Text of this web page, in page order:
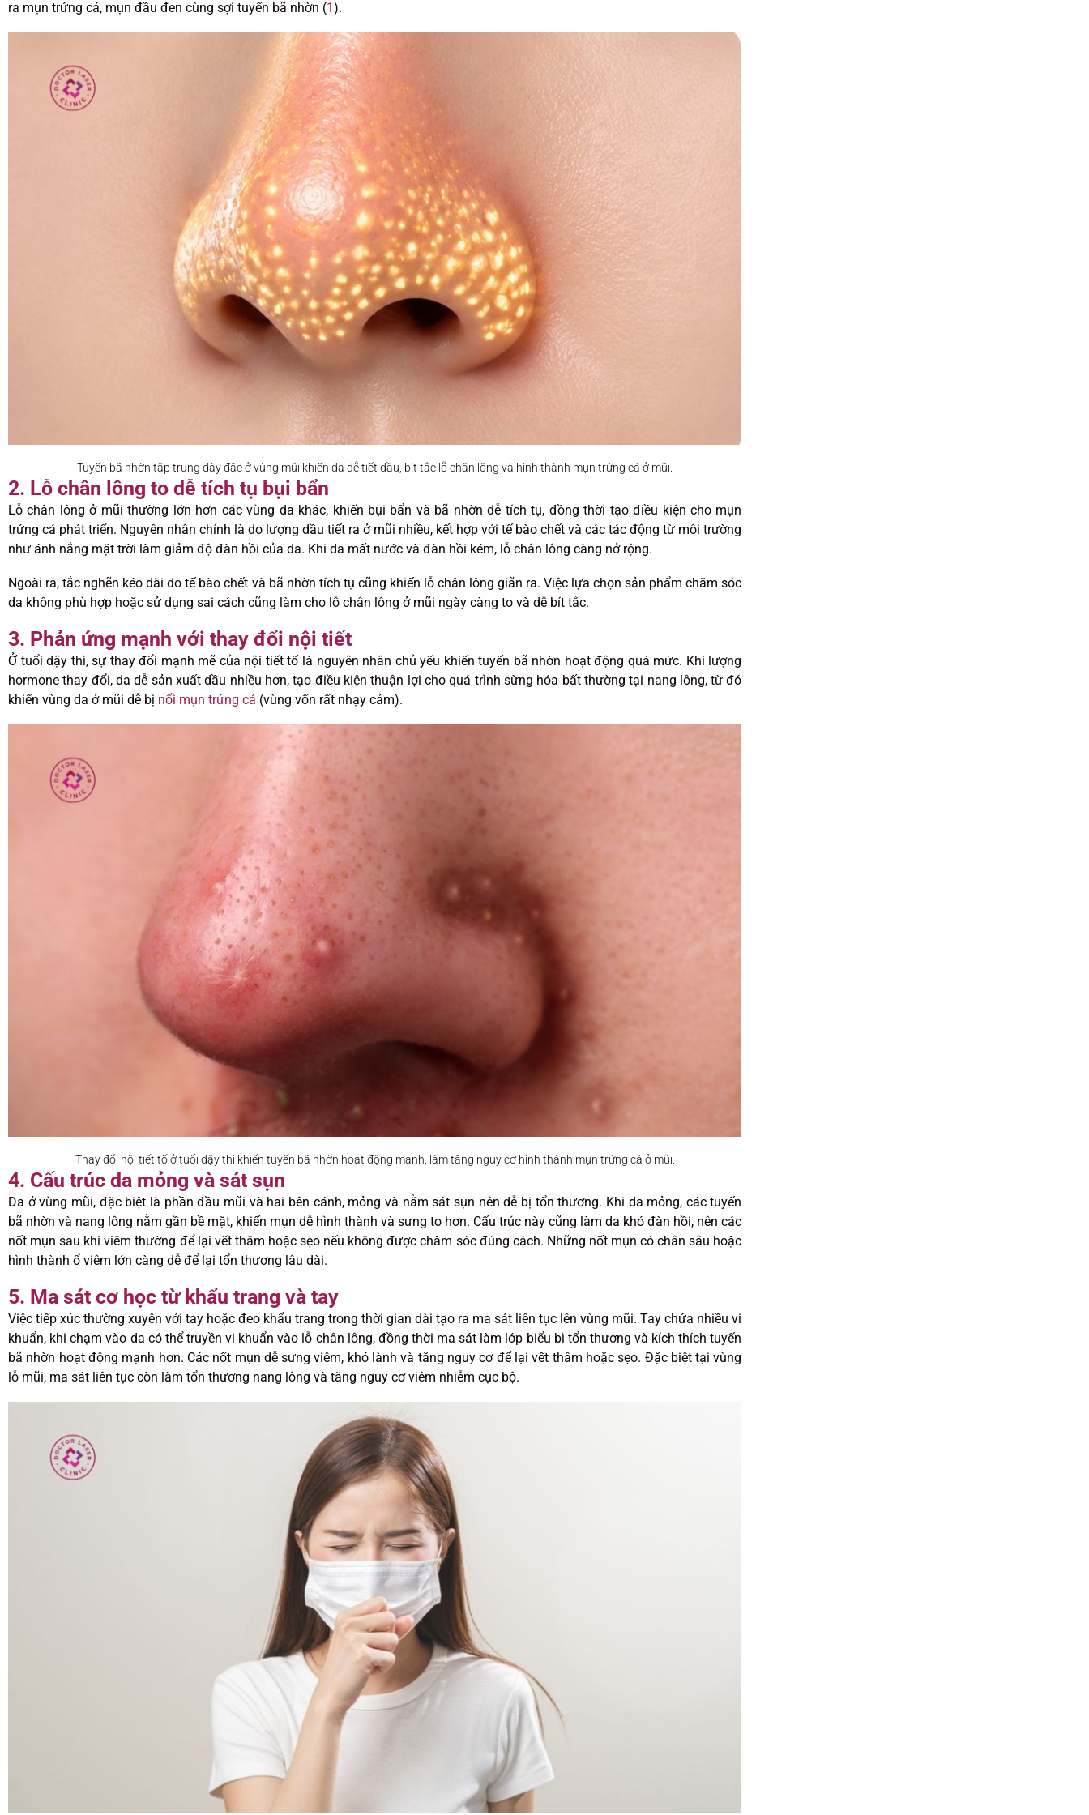
ra mụn trứng cá, mụn đầu đen cùng sợi tuyến bã nhờn (1 ).
Tuyến bã nhờn tập trung dày đặc ở vùng mũi khiến da dễ tiết dầu, bít tắc lỗ chân lông và hình thành mụn trứng cá ở mũi.
2. Lỗ chân lông to dễ tích tụ bụi bẩn
Lỗ chân lông ở mũi thường lớn hơn các vùng da khác, khiến bụi bẩn và bã nhờn dễ tích tụ, đồng thời tạo điều kiện cho mụn
trứng cá phát triển. Nguyên nhân chính là do lượng dầu tiết ra ở mũi nhiều, kết hợp với tế bào chết và các tác động từ môi trường
như ánh nắng mặt trời làm giảm độ đàn hồi của da. Khi da mất nước và đàn hồi kém, lỗ chân lông càng nở rộng.
Ngoài ra, tắc nghẽn kéo dài do tế bào chết và bã nhờn tích tụ cũng khiến lỗ chân lông giãn ra. Việc lựa chọn sản phẩm chăm sóc
da không phù hợp hoặc sử dụng sai cách cũng làm cho lỗ chân lông ở mũi ngày càng to và dễ bít tắc.
3. Phản ứng mạnh với thay đổi nội tiết
Ở tuổi dậy thì, sự thay đổi mạnh mẽ của nội tiết tố là nguyên nhân chủ yếu khiến tuyến bã nhờn hoạt động quá mức. Khi lượng
hormone thay đổi, da dễ sản xuất dầu nhiều hơn, tạo điều kiện thuận lợi cho quá trình sừng hóa bất thường tại nang lông, từ đó
khiến vùng da ở mũi dễ bị nổi mụn trứng cá (vùng vốn rất nhạy cảm).
Thay đổi nội tiết tố ở tuổi dậy thì khiến tuyến bã nhờn hoạt động mạnh, làm tăng nguy cơ hình thành mụn trứng cá ở mũi.
4. Cấu trúc da mỏng và sát sụn
Da ở vùng mũi, đặc biệt là phần đầu mũi và hai bên cánh, mỏng và nằm sát sụn nên dễ bị tổn thương. Khi da mỏng, các tuyến
bã nhờn và nang lông nằm gần bề mặt, khiến mụn dễ hình thành và sưng to hơn. Cấu trúc này cũng làm da khó đàn hồi, nên các
nốt mụn sau khi viêm thường để lại vết thâm hoặc sẹo nếu không được chăm sóc đúng cách. Những nốt mụn có chân sâu hoặc
hình thành ổ viêm lớn càng dễ để lại tổn thương lâu dài.
5. Ma sát cơ học từ khẩu trang và tay
Việc tiếp xúc thường xuyên với tay hoặc đeo khẩu trang trong thời gian dài tạo ra ma sát liên tục lên vùng mũi. Tay chứa nhiều vi
khuẩn, khi chạm vào da có thể truyền vi khuẩn vào lỗ chân lông, đồng thời ma sát làm lớp biểu bì tổn thương và kích thích tuyến
bã nhờn hoạt động mạnh hơn. Các nốt mụn dễ sưng viêm, khó lành và tăng nguy cơ để lại vết thâm hoặc sẹo. Đặc biệt tại vùng
lỗ mũi, ma sát liên tục còn làm tổn thương nang lông và tăng nguy cơ viêm nhiễm cục bộ.